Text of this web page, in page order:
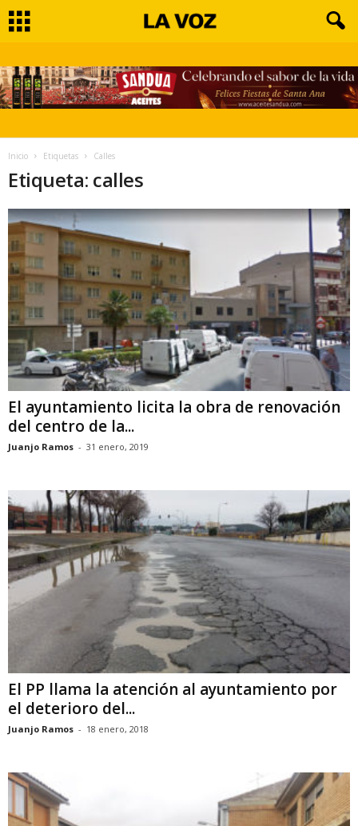
Inicio Etiquetas Calles
Etiqueta: calles
El ayuntamiento licita la obra de renovación
del centro de la...
Juanjo Ramos - 31 enero, 2019
El PP llama la atención al ayuntamiento por
el deterioro del...
Juanjo Ramos - 18 enero, 2018